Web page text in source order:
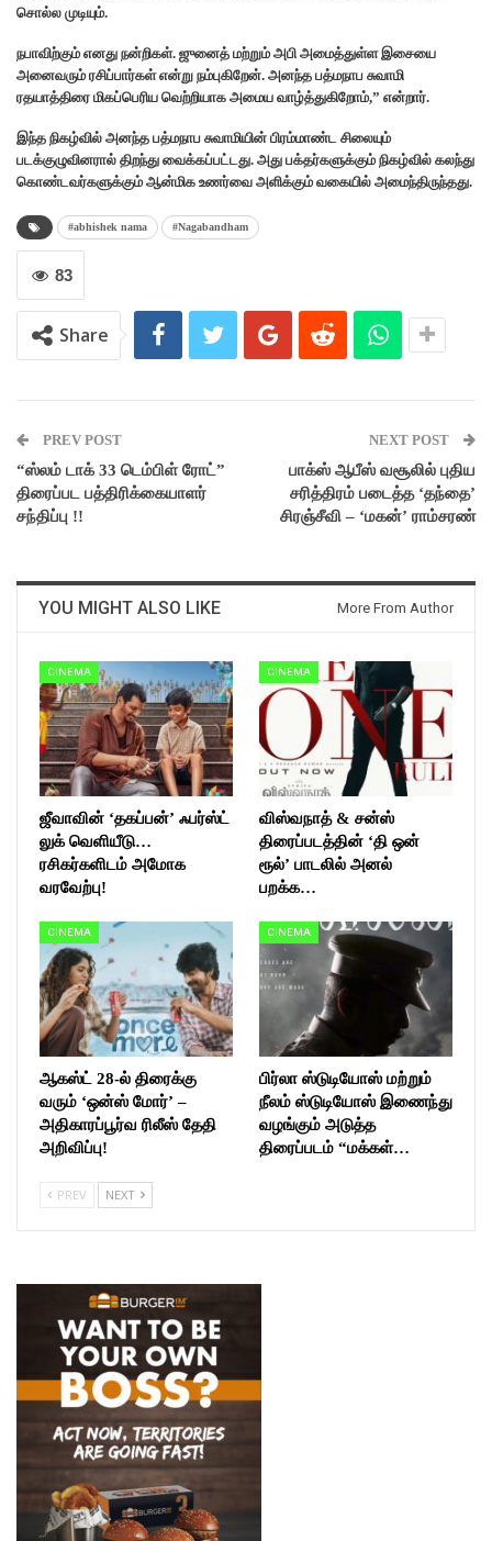
சொல்ல முடியும்.
நபாவிற்கும் எனது நன்றிகள். ஜுனைத் மற்றும் அபி அமைத்துள்ள இசையை
அனைவரும் ரசிப்பார்கள் என்று நம்புகிறேன். அனந்த பத்மநாப சுவாமி
ரதயாத்திரை மிகப்பெரிய வெற்றியாக அமைய வாழ்த்துகிறோம்,” என்றார்.
இந்த நிகழ்வில் அனந்த பத்மநாப சுவாமியின் பிரம்மாண்ட சிலையும்
படக்குழுவினரால் திறந்து வைக்கப்பட்டது. அது பக்தர்களுக்கும் நிகழ்வில் கலந்து
கொண்டவர்களுக்கும் ஆன்மிக உணர்வை அளிக்கும் வகையில் அமைந்திருந்தது.
#abhishek nama #Nagabandham
83
Share
PREV POST
“ஸ்லம் டாக் 33 டெம்பிள் ரோட்”
திரைப்பட பத்திரிக்கையாளர்
சந்திப்பு !!
NEXT POST
பாக்ஸ் ஆபீஸ் வசூலில் புதிய
சரித்திரம் படைத்த ‘தந்தை’
சிரஞ்சீவி – ‘மகன்’ ராம்சரண்
YOU MIGHT ALSO LIKE More From Author
CINEMA
ஜீவாவின் ‘தகப்பன்’ ஃபர்ஸ்ட்
லுக் வெளியீடு…
ரசிகர்களிடம் அமோக
வரவேற்பு!
CINEMA
விஸ்வநாத் & சன்ஸ்
திரைப்படத்தின் ‘தி ஒன்
ரூல்’ பாடலில் அனல்
பறக்க…
CINEMA
ஆகஸ்ட் 28-ல் திரைக்கு
வரும் ‘ஒன்ஸ் மோர்’ –
அதிகாரப்பூர்வ ரிலீஸ் தேதி
அறிவிப்பு!
CINEMA
பிர்லா ஸ்டுடியோஸ் மற்றும்
நீலம் ஸ்டுடியோஸ் இணைந்து
வழங்கும் அடுத்த
திரைப்படம் “மக்கள்…
PREV NEXT